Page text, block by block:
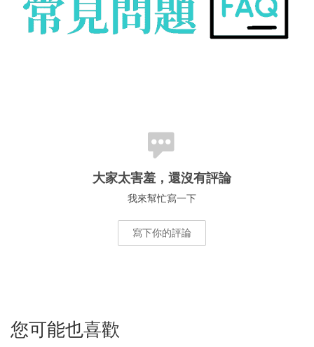
大家太害羞，還沒有評論
我來幫忙寫一下
寫下你的評論
您可能也喜歡